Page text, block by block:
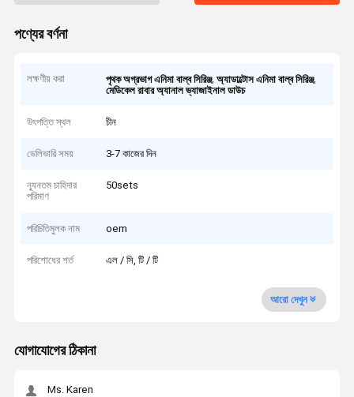
পণ্যের বর্ণনা
লক্ষণীয় করা পৃথক অগ্রভাগ এনিমা বাল্ব সিরিঞ্জ,অ্যাডাল্টোস এনিমা বাল্ব সিরিঞ্জ,
মেডিকেল রাবার অ্যানাল ভ্যাজাইনাল ডাউচ
উৎপত্তি স্থল চীন
ডেলিভারি সময় 3-7 কাজের দিন
ন্যূনতম চাহিদার
পরিমাণ
50sets
পরিচিতিমুলক নাম oem
পরিশোধের শর্ত এল / সি, টি / টি
আরো দেখুন
যোগাযোগের ঠিকানা
Ms. Karen